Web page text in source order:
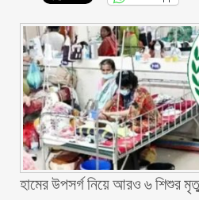
হামের উপসর্গ নিয়ে আরও ৬ শিশুর